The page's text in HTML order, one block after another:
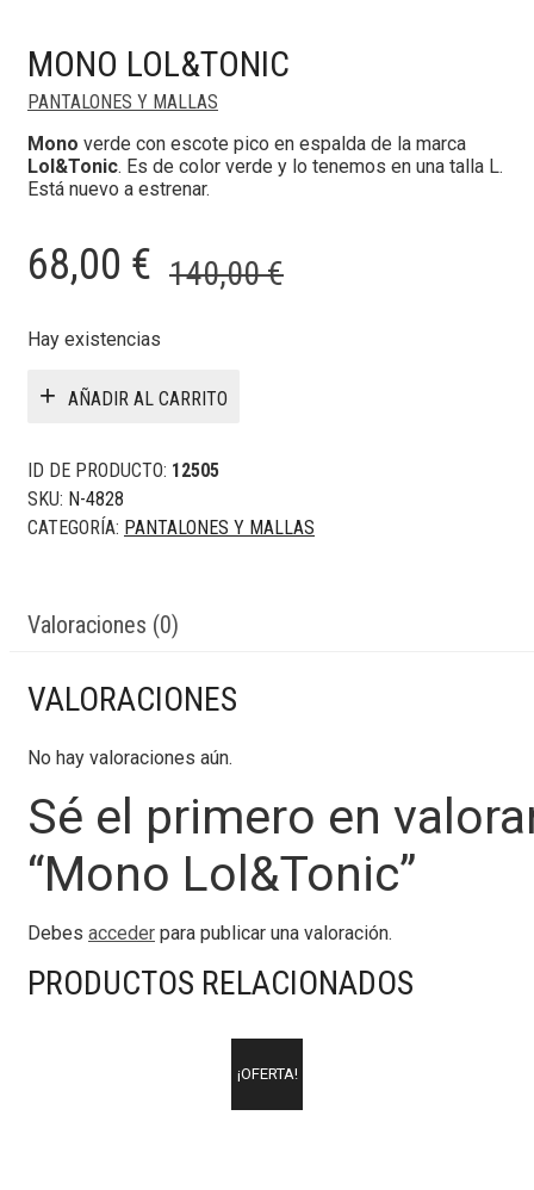
MONO LOL&TONIC
PANTALONES Y MALLAS
Mono verde con escote pico en espalda de la marca
Lol&Tonic. Es de color verde y lo tenemos en una talla L.
Está nuevo a estrenar.
140,00€El
68,00 €
El
Hay existencias
AÑADIR AL CARRITO
ID DE PRODUCTO: 12505
SKU: N-4828
CATEGORÍA: PANTALONES Y MALLAS
Valoraciones (0)
VALORACIONES
No hay valoraciones aún.
Sé el primero en
“Mono Lol&Tonic”
Debes acceder para publicar una valoración.
PRODUCTOS RELACIONADOS
¡OFERTA!